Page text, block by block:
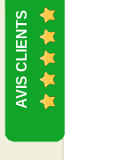
AVIS CLIENTS